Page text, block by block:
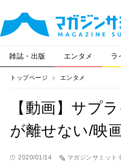
雑誌・出版 エンタメ ラ
トップページ エンタメ
【動画】サプ
が離せない/映
2020/01/14 マガジンサミット